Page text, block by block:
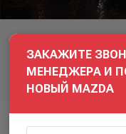
ЗАКАЖИТЕ
МЕНЕДЖЕРА И
НОВЫЙ MAZDA